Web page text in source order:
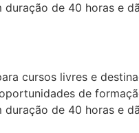
duração de 40 horas e
cursos livres e
de
duração de 40 horas e